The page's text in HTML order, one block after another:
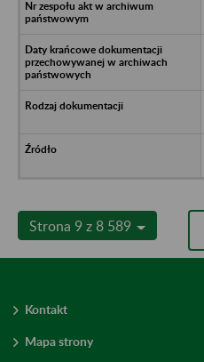
Strona 9 z 8 589
Kontakt
Mapa strony